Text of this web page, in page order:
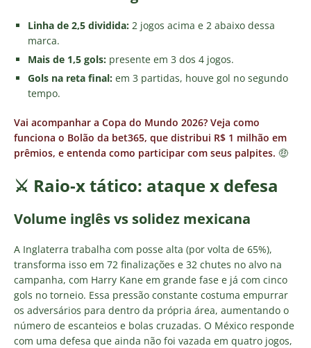
Linha de 2,5 dividida: 2 jogos acima e 2 abaixo dessa
marca.
Mais de 1,5 gols: presente em 3 dos 4 jogos.
Gols na reta final: em 3 partidas, houve gol no segundo
tempo.
Vai acompanhar a Copa do Mundo 2026? Veja como
funciona o Bolão da bet365, que distribui R$ 1 milhão em
prêmios, e entenda como participar com seus palpites. 🤑
⚔️ Raio-x tático: ataque x defesa
Volume inglês vs solidez mexicana
A Inglaterra trabalha com posse alta (por volta de 65%),
transforma isso em 72 finalizações e 32 chutes no alvo na
campanha, com Harry Kane em grande fase e já com cinco
gols no torneio. Essa pressão constante costuma empurrar
os adversários para dentro da própria área, aumentando o
número de escanteios e bolas cruzadas. O México responde
com uma defesa que ainda não foi vazada em quatro jogos,